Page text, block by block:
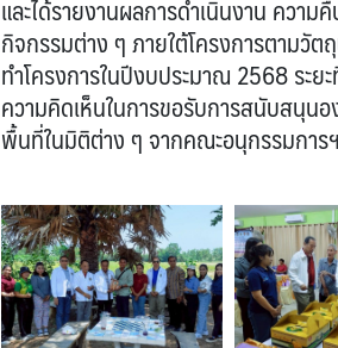
และได้รายงานผลการดำเนินงาน ควา
กิจกรรมต่าง ๆ ภายใต้โครงการตามวั
ทำโครงการในปีงบประมาณ 2568 ระ
ความคิดเห็นในการขอรับการสนับสนุน
พื้นที่ในมิติต่าง ๆ จากคณะอนุกรรมการ